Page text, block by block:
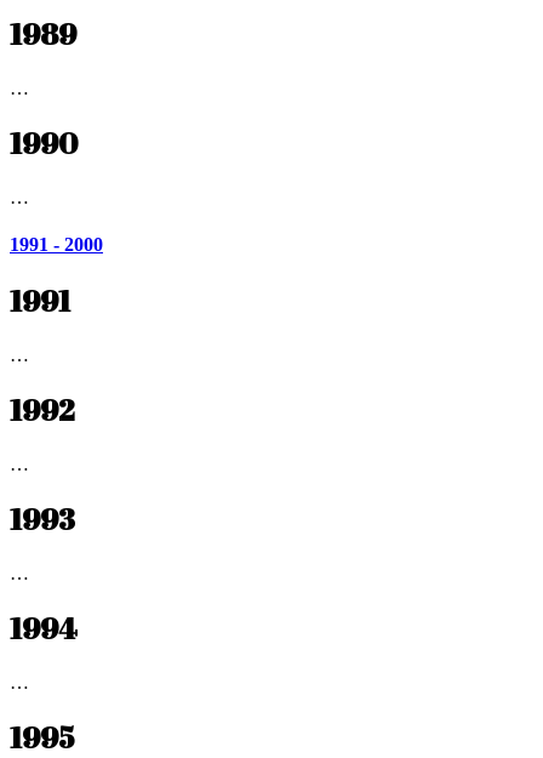
1989
…
1990
…
1991 - 2000
1991
…
1992
…
1993
…
1994
…
1995